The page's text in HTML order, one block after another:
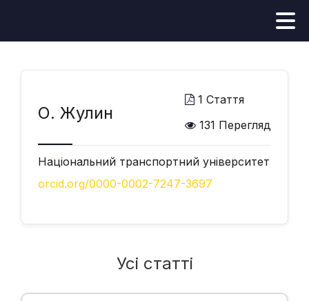
О. Жулин
1 Стаття
131 Перегляд
Національний транспортний університет
orcid.org/0000-0002-7247-3697
Усі статті